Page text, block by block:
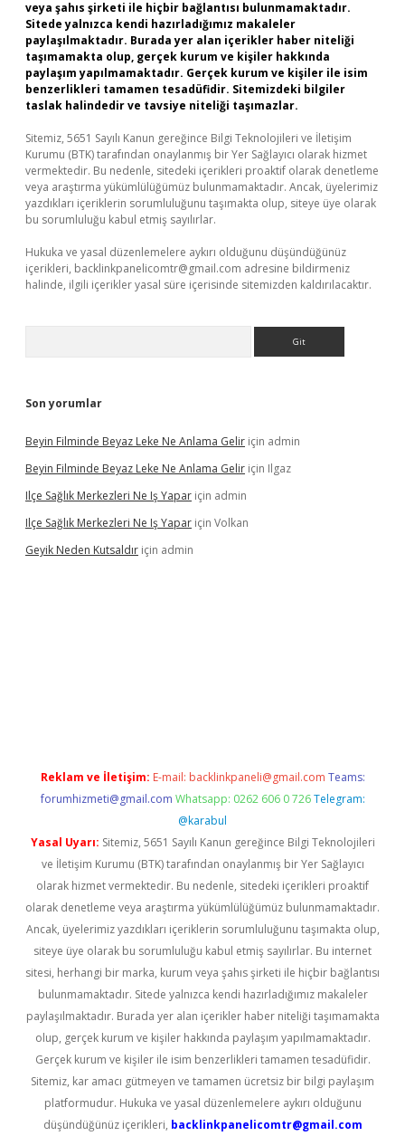
veya şahıs şirketi ile hiçbir bağlantısı bulunmamaktadır.
Sitede yalnızca kendi hazırladığımız makaleler
paylaşılmaktadır. Burada yer alan içerikler haber niteliği
taşımamakta olup, gerçek kurum ve kişiler hakkında
paylaşım yapılmamaktadır. Gerçek kurum ve kişiler ile isim
benzerlikleri tamamen tesadüfidir. Sitemizdeki bilgiler
taslak halindedir ve tavsiye niteliği taşımazlar.
Sitemiz, 5651 Sayılı Kanun gereğince Bilgi Teknolojileri ve İletişim
Kurumu (BTK) tarafından onaylanmış bir Yer Sağlayıcı olarak hizmet
vermektedir. Bu nedenle, sitedeki içerikleri proaktif olarak denetleme
veya araştırma yükümlülüğümüz bulunmamaktadır. Ancak, üyelerimiz
yazdıkları içeriklerin sorumluluğunu taşımakta olup, siteye üye olarak
bu sorumluluğu kabul etmiş sayılırlar.
Hukuka ve yasal düzenlemelere aykırı olduğunu düşündüğünüz
içerikleri, backlinkpanelicomtr@gmail.com adresine bildirmeniz
halinde, ilgili içerikler yasal süre içerisinde sitemizden kaldırılacaktır.
Son yorumlar
Beyin Filminde Beyaz Leke Ne Anlama Gelir için admin
Beyin Filminde Beyaz Leke Ne Anlama Gelir için Ilgaz
Ilçe Sağlık Merkezleri Ne Iş Yapar için admin
Ilçe Sağlık Merkezleri Ne Iş Yapar için Volkan
Geyik Neden Kutsaldır için admin
Reklam ve İletişim: E-mail: backlinkpaneli@gmail.com Teams:
forumhizmeti@gmail.com Whatsapp: 0262 606 0 726 Telegram:
@karabul
Yasal Uyarı: Sitemiz, 5651 Sayılı Kanun gereğince Bilgi Teknolojileri
ve İletişim Kurumu (BTK) tarafından onaylanmış bir Yer Sağlayıcı
olarak hizmet vermektedir. Bu nedenle, sitedeki içerikleri proaktif
olarak denetleme veya araştırma yükümlülüğümüz bulunmamaktadır.
Ancak, üyelerimiz yazdıkları içeriklerin sorumluluğunu taşımakta olup,
siteye üye olarak bu sorumluluğu kabul etmiş sayılırlar. Bu internet
sitesi, herhangi bir marka, kurum veya şahıs şirketi ile hiçbir bağlantısı
bulunmamaktadır. Sitede yalnızca kendi hazırladığımız makaleler
paylaşılmaktadır. Burada yer alan içerikler haber niteliği taşımamakta
olup, gerçek kurum ve kişiler hakkında paylaşım yapılmamaktadır.
Gerçek kurum ve kişiler ile isim benzerlikleri tamamen tesadüfidir.
Sitemiz, kar amacı gütmeyen ve tamamen ücretsiz bir bilgi paylaşım
platformudur. Hukuka ve yasal düzenlemelere aykırı olduğunu
düşündüğünüz içerikleri, backlinkpanelicomtr@gmail.com